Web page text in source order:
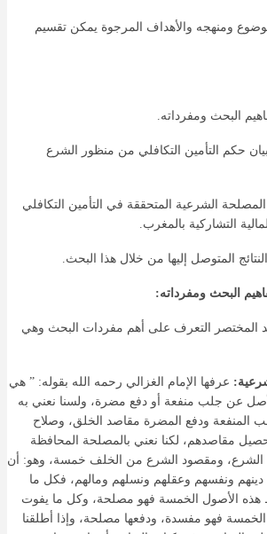
ومنهجه والأهداف المرجوة يمكن تقسيم
البحث ومفرداته.
حكم التأمين التكافلي من منظور الشرع
الشرعية المتحققة في التأمين التكافلي
التشاركية بالمغرب.
المتوصل إليها من خلال هذا البحث.
البحث ومفرداته:
المختصر التعرف على أهم مفردات البحث وهي
عرفها الإمام الغزالي رحمه الله بقوله: ” هي
عن جلب منفعة أو دفع مضرة، ولسنا نعني به
المنفعة ودفع المضرة مقاصد الخلق، وصلاح
مقاصدهم، لكنا نعني بالمصلحة المحافظة
ومقصود الشرع من الخلف خمسة، وهو: أن
ونفسهم وعقلهم ونسلهم ومالهم، فكل ما
الأصول الخمسة فهو مصلحة، وكل ما يفوت
فهو مفسدة، ودفعها مصلحة، وإذا أطلقنا